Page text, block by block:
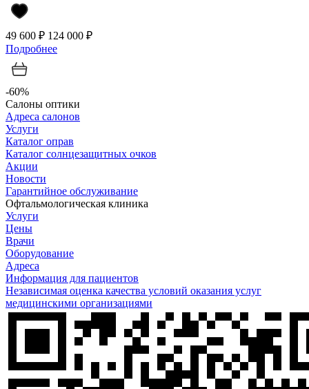
49 600 ₽ 124 000 ₽
Подробнее
-60%
Салоны оптики
Адреса салонов
Услуги
Каталог оправ
Каталог солнцезащитных очков
Акции
Новости
Гарантийное обслуживание
Офтальмологическая клиника
Услуги
Цены
Врачи
Оборудование
Адреса
Информация для пациентов
Независимая оценка качества условий оказания услуг
медицинскими организациями